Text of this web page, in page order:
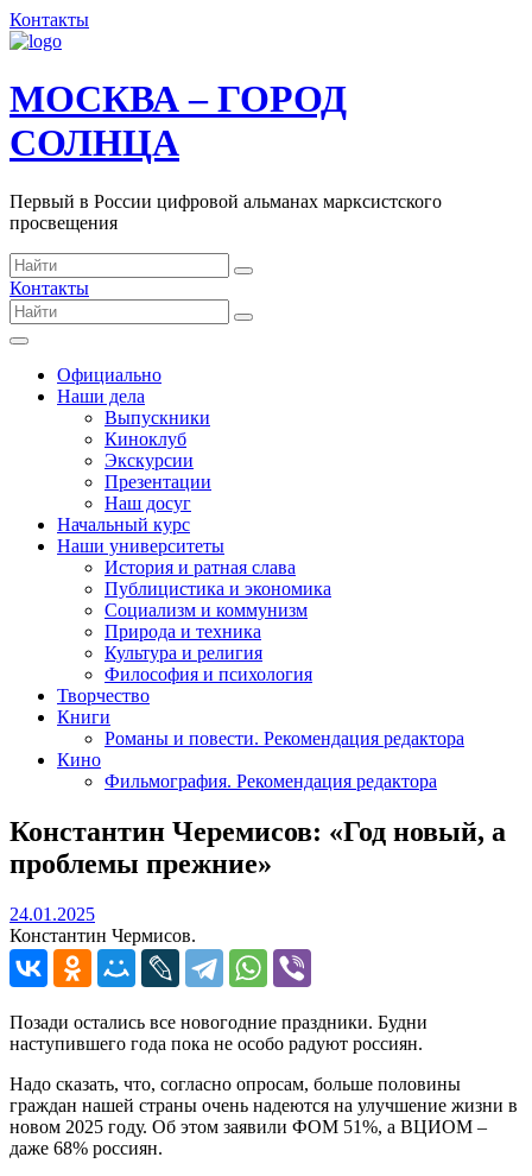
Контакты
МОСКВА – ГОРОД
СОЛНЦА
Первый в России цифровой альманах марксистского
просвещения
Контакты
Официально
Наши дела
Выпускники
Киноклуб
Экскурсии
Презентации
Наш досуг
Начальный курс
Наши университеты
История и ратная слава
Публицистика и экономика
Социализм и коммунизм
Природа и техника
Культура и религия
Философия и психология
Творчество
Книги
Романы и повести. Рекомендация редактора
Кино
Фильмография. Рекомендация редактора
Константин Черемисов: «Год новый, а
проблемы прежние»
24.01.202524.01.2025
Константин Чермисов.
Позади остались все новогодние праздники. Будни
наступившего года пока не особо радуют россиян.
Надо сказать, что, согласно опросам, больше половины
граждан нашей страны очень надеются на улучшение жизни в
новом 2025 году. Об этом заявили ФОМ 51%, а ВЦИОМ –
даже 68% россиян.